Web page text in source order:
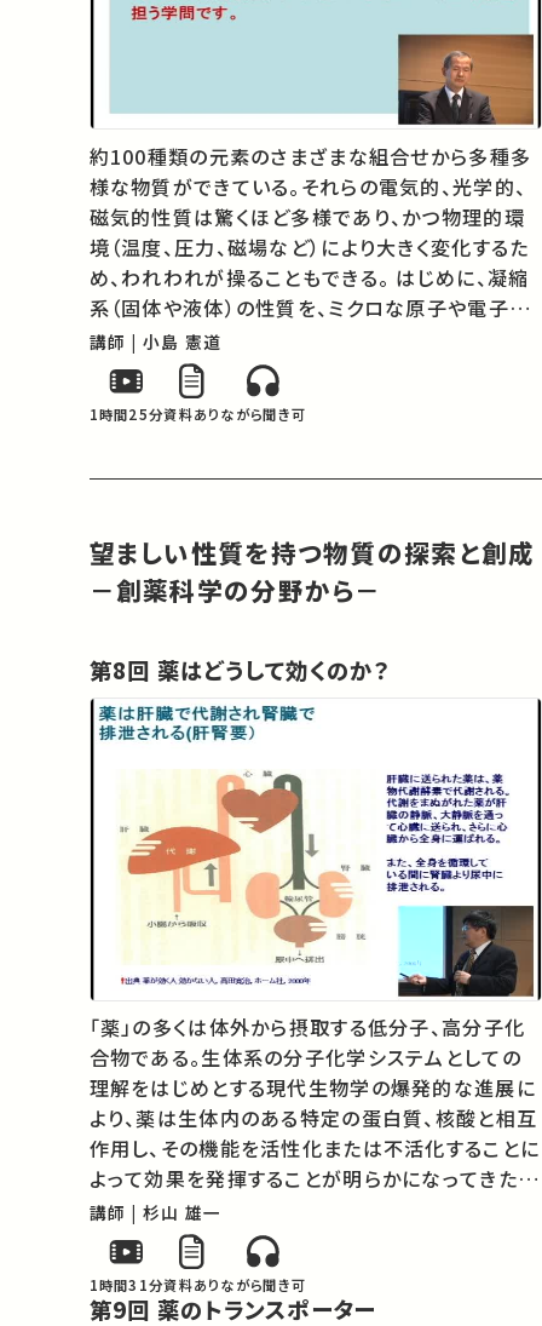
約100種類の元素のさまざまな組合せから多種多
様な物質ができている。それらの電気的、光学的、
磁気的性質は驚くほど多様であり、かつ物理的環
境（温度、圧力、磁場など）により大きく変化するた
め、われわれが操ることもできる。 はじめに、凝縮
系（固体や液体）の性質を、ミクロな原子や電子の
ふるまいから解き明かす。さらに自然には存在しな
い分子集合体を創ることによって、分子間相互作用
が生み出すさまざまな魅力ある現…
講師 | 小島 憲道
1時間25分資料ありながら聞き可
望ましい性質を持つ物質の探索と創成
－創薬科学の分野から－
第8回 薬はどうして効くのか？
「薬」の多くは体外から摂取する低分子、高分子化
合物である。生体系の分子化学システムとしての
理解をはじめとする現代生物学の爆発的な進展に
より、薬は生体内のある特定の蛋白質、核酸と相互
作用し、その機能を活性化または不活化することに
よって効果を発揮することが明らかになってきた。
現代の創薬は、病気の鍵となる標的分子の発見、
作用する化合物の探索と創成、そして生体内にお
ける薬理効果の検証という科学的な方法…
講師 | 杉山 雄一
1時間31分資料ありながら聞き可
第9回 薬のトランスポーター